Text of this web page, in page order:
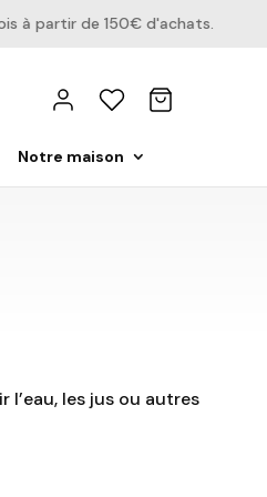
à partir de 150€ d'achats.
Notre maison
l’eau, les jus ou autres